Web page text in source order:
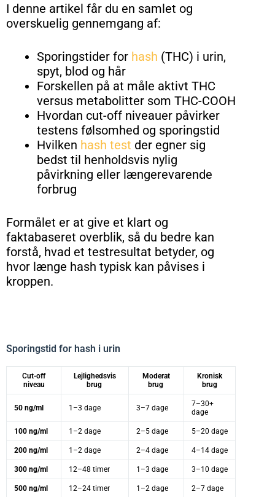
I denne artikel får du en samlet og
overskuelig gennemgang af:
Sporingstider for hash (THC) i urin,
spyt, blod og hår
Forskellen på at måle aktivt THC
versus metabolitter som THC-COOH
Hvordan cut-off niveauer påvirker
testens følsomhed og sporingstid
Hvilken hash test der egner sig
bedst til henholdsvis nylig
påvirkning eller længerevarende
forbrug
Formålet er at give et klart og
faktabaseret overblik, så du bedre kan
forstå, hvad et testresultat betyder, og
hvor længe hash typisk kan påvises i
kroppen.
Sporingstid for hash i urin
Cut-off
niveau
Lejlighedsvis
brug
Moderat
brug
Kronisk
brug
50 ng/ml 1–3 dage 3–7 dage
7–30+
dage
100 ng/ml 1–2 dage 2–5 dage 5–20 dage
200 ng/ml 1–2 dage 2–4 dage 4–14 dage
300 ng/ml 12–48 timer 1–3 dage 3–10 dage
500 ng/ml 12–24 timer 1–2 dage
2–7 dage